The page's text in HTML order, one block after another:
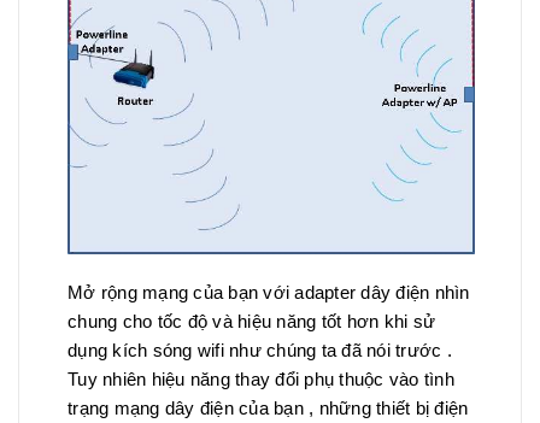
Mở rộng mạng của bạn với adapter dây điện nhìn
chung cho tốc độ và hiệu năng tốt hơn khi sử
dụng kích sóng wifi như chúng ta đã nói trước .
Tuy nhiên hiệu năng thay đổi phụ thuộc vào tình
trạng mạng dây điện của bạn , những thiết bị điện